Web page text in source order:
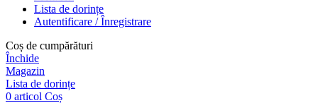
Lista de dorințe
Autentificare / Înregistrare
Coș de cumpărături
Închide
Magazin
Lista de dorințe
0 articol Coș